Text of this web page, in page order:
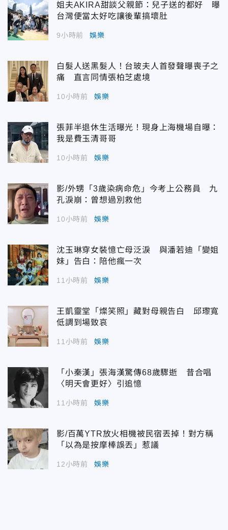
姐夫AKIRA甜談父親節：兒子送的都好 曝
台灣便當太好吃讓後輩搞壞肚
9小時前 娛樂
白髮人送黑髮人！台玻夫人首發聲曝喪子之
痛 直言同情張柏芝處境
10小時前 娛樂
張菲半退休生活曝光！現身上海機場自曝：
我是費玉清哥哥
10小時前 娛樂
影/外甥「3歲染病命危」今考上公務員 九
孔淚崩：曾想過別救他
10小時前 娛樂
沈玉琳穿女裝憶亡母泛淚 與潘若迪「變姐
妹」告白：陪他瘋一次
11小時前 娛樂
王凱靈堂「燦笑照」藏對母親告白 邱瓈寬
低調到場致哀
11小時前 娛樂
「小秦漢」張海漢驚傳68歲驟逝 昔合唱
〈明天會更好〉引追憶
11小時前 娛樂
影/百萬YTR放火相機被民宿丟掉！對方稱
「以為是按摩棒誤丟」惹議
12小時前 娛樂